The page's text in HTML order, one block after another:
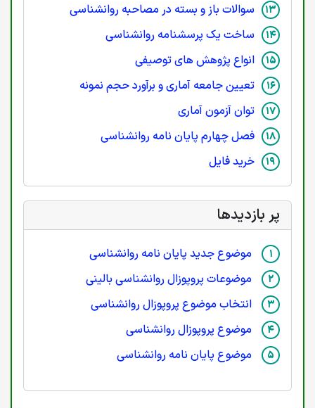
سوالات باز و بسته در مصاحبه روانشناسی
ساخت یک پرسشنامه روانشناسی
انواع پژوهش های توصیفی
تعیین جامعه آماری و برآورد حجم نمونه
توان آزمون آماری
فصل چهارم پایان نامه روانشناسی
خرید فایل
پر بازدیدها
موضوع جدید پایان نامه روانشناسی
موضوعات پروپوزال روانشناسی بالینی
انتخاب موضوع پروپوزال روانشناسی
موضوع پروپوزال روانشناسی
موضوع پایان نامه روانشناسی